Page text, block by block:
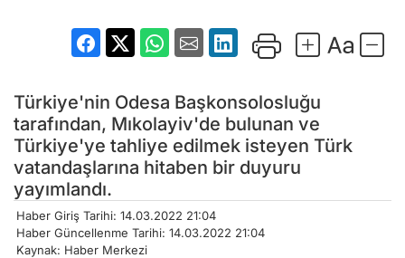
Türkiye'nin Odesa Başkonsolosluğu
tarafından, Mıkolayiv'de bulunan ve
Türkiye'ye tahliye edilmek isteyen Türk
vatandaşlarına hitaben bir duyuru
yayımlandı.
Haber Giriş Tarihi: 14.03.2022 21:04
Haber Güncellenme Tarihi: 14.03.2022 21:04
Kaynak: Haber Merkezi